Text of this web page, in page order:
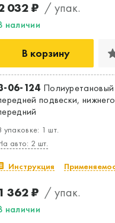
032 ₽ / упак.
наличии
В корзину
06-124
подвески,
упаковке: 1 шт.
авто: 2 шт.
Инструкция
1 362 ₽ / упак.
наличии